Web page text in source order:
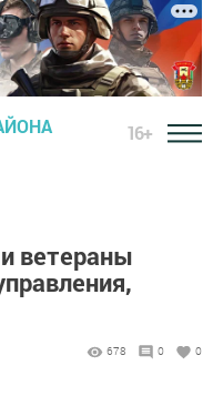
16+
ветераны
678 0 0